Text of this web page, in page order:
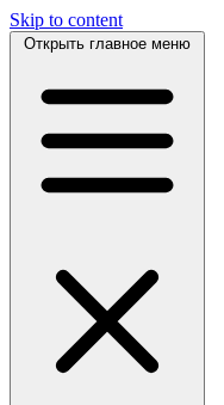
Skip to content
Открыть главное меню